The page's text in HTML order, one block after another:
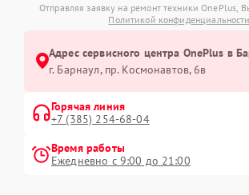
Отправляя заявку на ремонт техники OnePlus,
Политикой конфиденциальности
Адрес сервисного центра OnePlus в
г. Барнаул, ​пр. Космонавтов, 6в
Горячая линия
+7 (385) 254-68-04
Время работы
Ежедневно с 9:00 до 21:00